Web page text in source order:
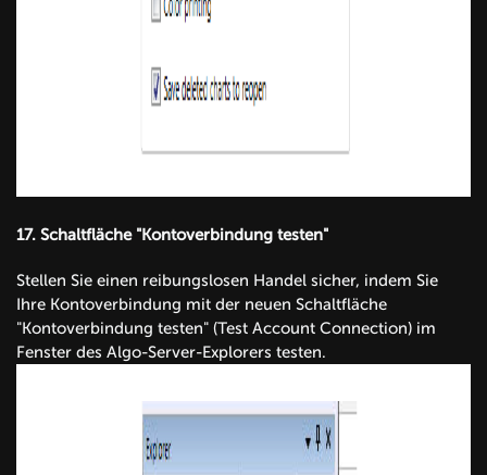
17. Schaltfläche "Kontoverbindung testen"
Stellen Sie einen reibungslosen Handel sicher, indem Sie
Ihre Kontoverbindung mit der neuen Schaltfläche
"Kontoverbindung testen" (Test Account Connection) im
Fenster des Algo-Server-Explorers testen.